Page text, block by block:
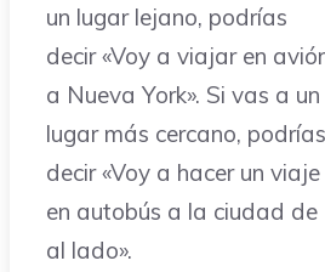
un lugar lejano, podrías
decir «Voy a viajar en
a Nueva York». Si vas a un
lugar más cercano, podrías
decir «Voy a hacer un viaje
en autobús a la ciudad de
al lado».